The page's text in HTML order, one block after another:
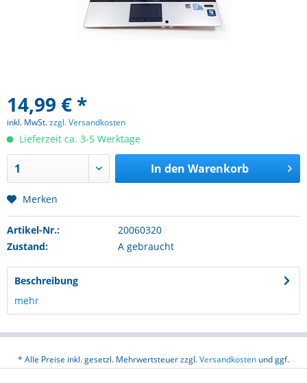
14,99 € *
inkl. MwSt.zzgl. Versandkosten
Lieferzeit ca. 3-5 Werktage
In den Warenkorb
Merken
Artikel-Nr.:
20060320
Zustand:
A gebraucht
Beschreibung
mehr
* Alle Preise inkl. gesetzl. Mehrwertsteuer zzgl.Versandkosten und ggf.